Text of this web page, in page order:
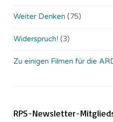
Weiter Denken (75)
Widerspruch! (3)
Zu einigen Filmen für die
RPS-Newsletter-